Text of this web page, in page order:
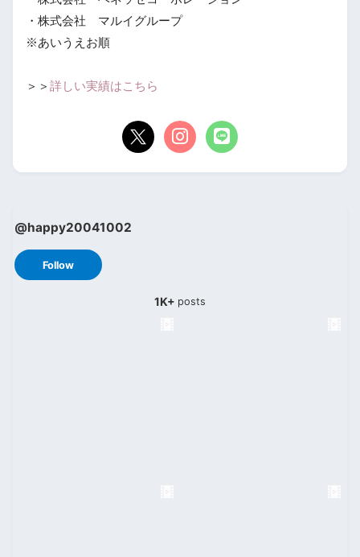
・株式会社 マルイグループ
※あいうえお順
＞＞ 詳しい実績はこちら